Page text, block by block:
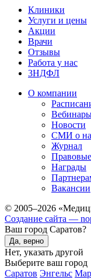
Клиники
Услуги и цены
Акции
Врачи
Отзывы
Работа у нас
3НДФЛ
О компании
Новости
СМИ о
Журнал
Награды
Вакансии
© 2005–2026
Создание сайта —
Ваш город Саратов?
Да, верно
Нет, указать другой
Выберите ваш город
Саратов Энгельс